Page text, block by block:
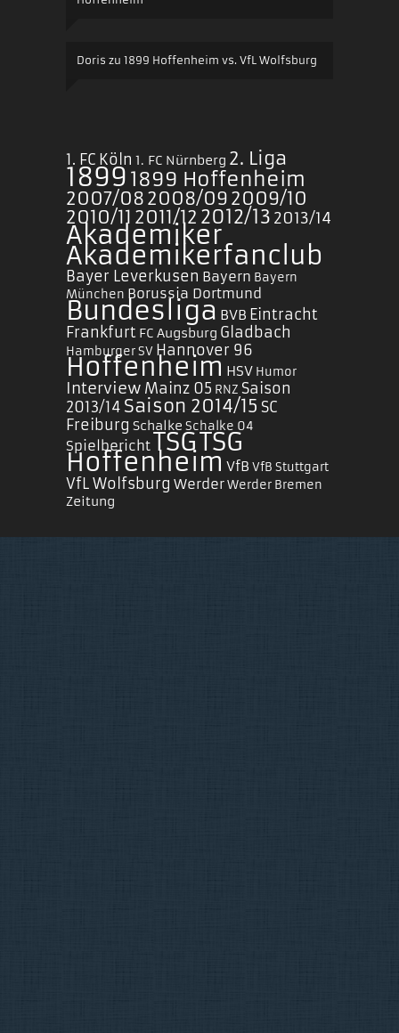
Doris zu 1899 Hoffenheim vs. VfL Wolfsburg
1. FC Köln 1. FC Nürnberg 2. Liga
1899 1899 Hoffenheim
2007/082008/092009/10
2010/11 2011/12 2012/13 2013/14
Akademiker
Akademikerfanclub
Bayer Leverkusen Bayern Bayern
München Borussia Dortmund
Bundesliga BVB Eintracht
Frankfurt FC Augsburg Gladbach
Hamburger SV Hannover 96
Hoffenheim HSV Humor
Interview Mainz 05 RNZ Saison
2013/14 Saison 2014/15 SC
Freiburg Schalke Schalke 04
SpielberichtTSGTSG
Hoffenheim VfB VfB Stuttgart
VfL Wolfsburg WerderWerder Bremen
Zeitung